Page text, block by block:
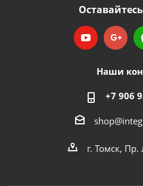
Наши
+7 906
г. Томск,